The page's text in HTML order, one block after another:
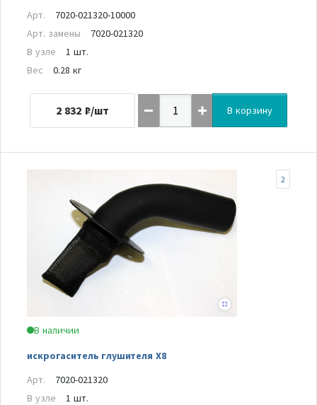
Арт.
7020-021320-10000
Арт. замены
7020-021320
В узле
1 шт.
Вес
0.28 кг
2 832 ₽/шт В корзину
В наличии
искрогаситель глушителя Х8
2
Арт.
7020-021320
В узле
1 шт.